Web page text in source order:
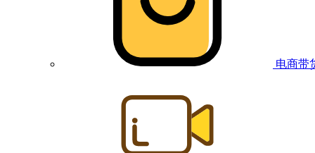
电商带